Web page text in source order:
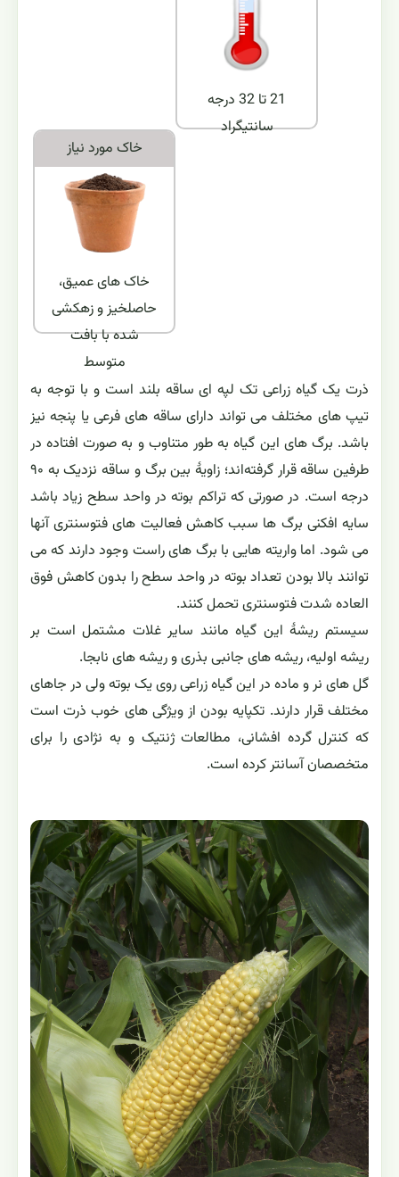
21 تا 32 درجه
سانتیگراد
خاک مورد نياز
خاک های عمیق،
حاصلخیز و زهکشی
شده با بافت
متوسط
ذرت يک گياه زراعى تک لپه اى ساقه بلند است و با توجه به
تيپ هاى مختلف مى تواند داراى ساقه هاى فرعى يا پنجه نيز
باشد. برگ هاى اين گياه به طور متناوب و به‌ صورت افتاده در
طرفين ساقه قرار گرفته‌اند؛ زاويهٔ بين برگ و ساقه نزديک به ۹۰
درجه است. در صورتى که تراکم بوته در واحد سطح زياد باشد
سايه افکنى برگ ها سبب کاهش فعاليت هاى فتوسنترى آنها
مى شود. اما واريته هایى با برگ هاى راست وجود دارند که مى
توانند بالا بودن تعداد بوته در واحد سطح را بدون کاهش فوق
العاده شدت فتوسنترى تحمل کنند.
سيستم ريشهٔ اين گياه مانند ساير غلات مشتمل است بر
ريشه اوليه، ريشه هاى جانبى بذری و ريشه هاى نابجا.
گل هاى نر و ماده در اين گياه زراعى روى يک بوته ولى در جاهاى
مختلف قرار دارند. تکپايه بودن از ويژگى هاى خوب ذرت است
که کنترل گرده افشانی، مطالعات ژنتيک و به نژادى را براى
متخصصان آسانتر کرده است.